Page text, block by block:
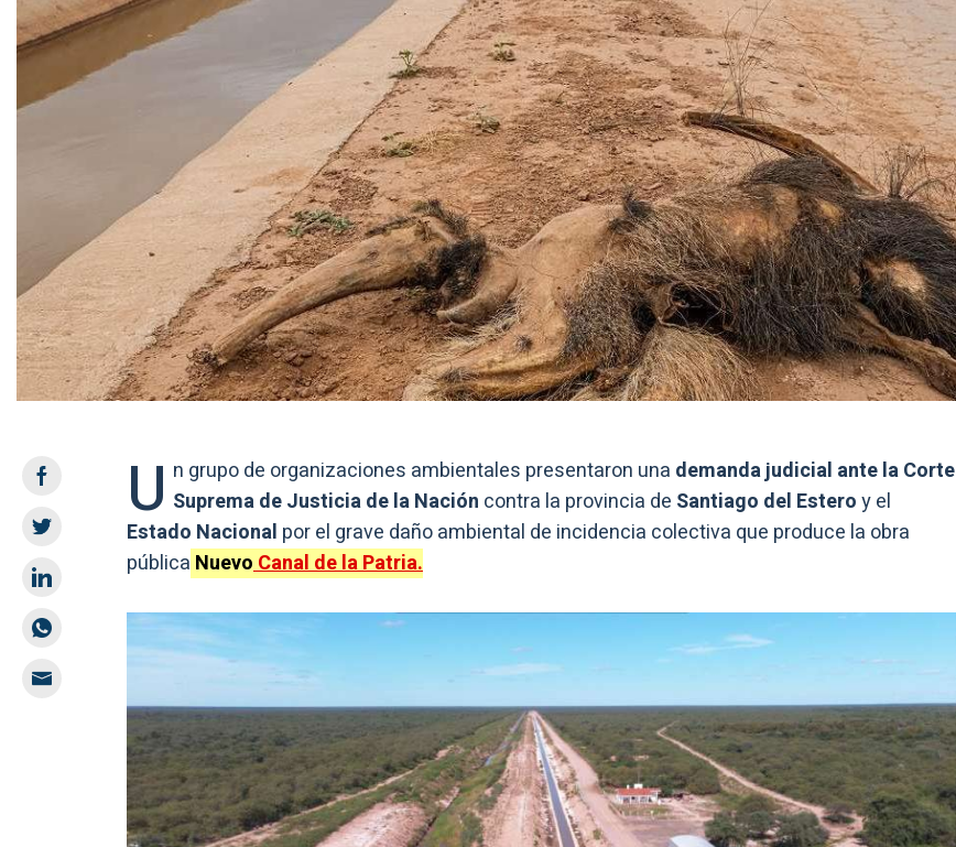
U n grupo de organizaciones ambientales presentaron una demanda judicial ante la Corte
Suprema de Justicia de la Nación contra la provincia de Santiago del Esteroy el
Estado Nacional por el grave daño ambiental de incidencia colectiva que produce la obra
pública NuevoCanal de la Patria.